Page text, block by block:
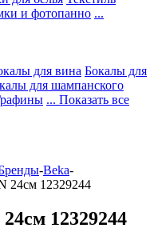
и фотопанно ...
для вина Бокалы для
для шампанского
... Показать все
-Beka-
12329244
12329244